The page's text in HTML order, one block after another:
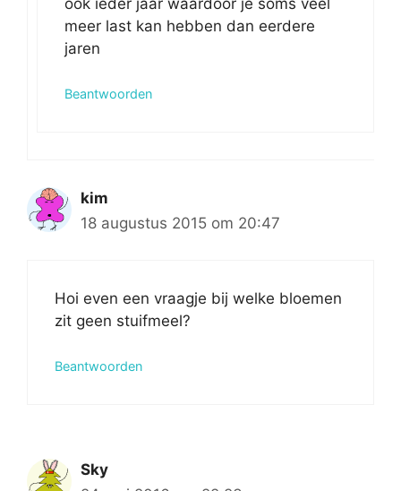
meer last kan hebben dan eerdere
jaren
Beantwoorden
kim
18 augustus 2015 om 20:47
Hoi even een vraagje bij welke bloemen
zit geen stuifmeel?
Beantwoorden
Sky